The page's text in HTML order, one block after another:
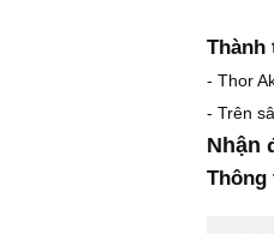
Thành
- Thor
- Trên
Nhận
Thông